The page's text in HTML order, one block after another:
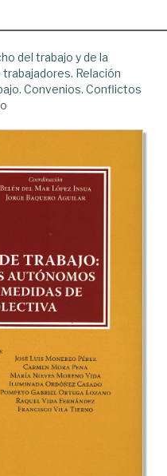
del trabajo y de la
Relación
Convenios. Conflictos